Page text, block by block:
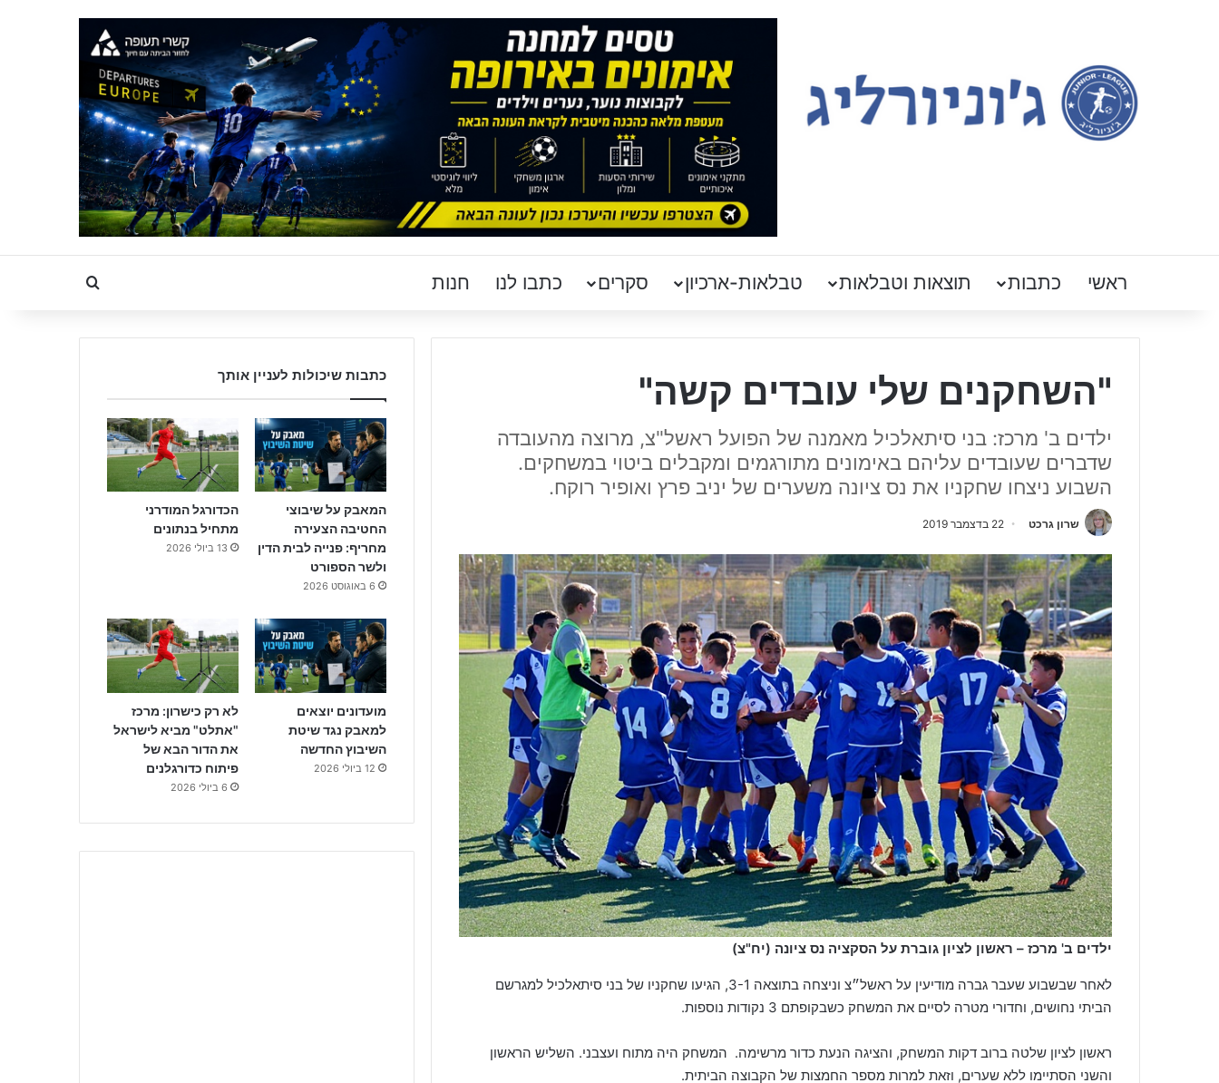
ראשי כתבות תוצאות וטבלאות טבלאות-ארכיון סקרים כתבו לנו חנות Search for
"השחקנים שלי עובדים קשה"
ילדים ב' מרכז: בני סיתאלכיל מאמנה של הפועל ראשל"צ, מרוצה מהעובדה
שדברים שעובדים עליהם באימונים מתורגמים ומקבלים ביטוי במשחקים.
השבוע ניצחו שחקניו את נס ציונה משערים של יניב פרץ ואופיר רוקח.
שרון גרכט 22 בדצמבר 2019
ילדים ב' מרכז – ראשון לציון גוברת על הסקציה נס ציונה (יח"צ)
לאחר שבשבוע שעבר גברה מודיעין על ראשל״צ וניצחה בתוצאה 3-1, הגיעו שחקניו של בני סיתאלכיל למגרשם
הביתי נחושים, וחדורי מטרה לסיים את המשחק כשבקופתם 3 נקודות נוספות.
ראשון לציון שלטה ברוב דקות המשחק, והציגה הנעת כדור מרשימה. המשחק היה מתוח ועצבני. השליש הראשון
והשני הסתיימו ללא שערים, וזאת למרות מספר החמצות של הקבוצה הביתית.
כתבות שיכולות לעניין אותך
המאבק על שיבוצי
החטיבה הצעירה
מחריף: פנייה לבית הדין
ולשר הספורט
6 באוגוסט 2026
הכדורגל המודרני
מתחיל בנתונים
13 ביולי 2026
מועדונים יוצאים
למאבק נגד שיטת
השיבוץ החדשה
12 ביולי 2026
לא רק כישרון: מרכז
"אתלט" מביא לישראל
את הדור הבא של
פיתוח כדורגלנים
6 ביולי 2026